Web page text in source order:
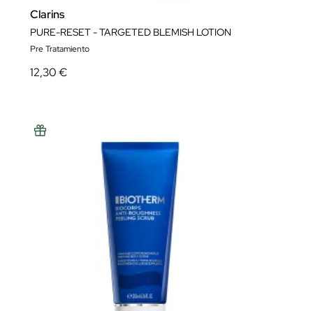
Clarins
PURE-RESET - TARGETED BLEMISH LOTION
Pre Tratamiento
12,30 €